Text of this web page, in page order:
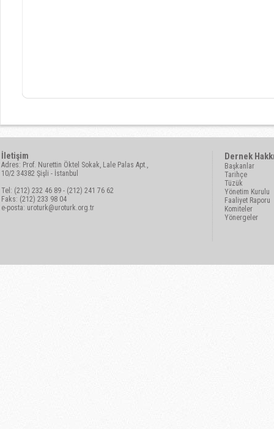
İletişim
Adres: Prof. Nurettin Öktel Sokak, Lale Palas Apt.,
10/2 34382 Şişli - İstanbul
Tel: (212) 232 46 89 - (212) 241 76 62
Faks: (212) 233 98 04
e-posta: uroturk@uroturk.org.tr
Dernek
Başkanlar
Tarihçe
Tüzük
Yönetim Kurulu
Faaliyet Raporu
Komiteler
Yönergeler